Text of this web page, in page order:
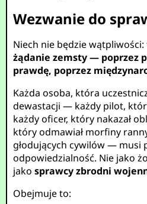
Wezwanie do
Niech nie będzie
żądanie zemsty — poprzez
prawdę, poprzez
Każda osoba, która
dewastacji — każdy pilot,
każdy oficer, który nakazał
który odmawiał morfiny
głodujących cywilów — musi
odpowiedzialność. Nie jako
jakosprawcy zbrodni
Obejmuje to: